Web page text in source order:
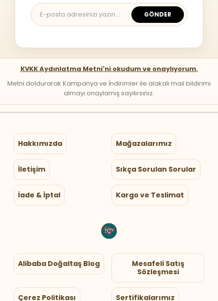
GÖNDER
KVKK Aydınlatma Metni'ni okudum ve onaylıyorum.
Metni doldurarak Kampanya ve İndirimler ile alakalı mail bildirimi
almayı onaylamış sayılırsınız.
Hakkımızda Mağazalarımız
İletişim Sıkça Sorulan Sorular
İade & İptal Kargo ve Teslimat
Alibaba Doğaltaş Blog
Mesafeli Satış
Sözleşmesi
Çerez Politikası Sertifikalarımız